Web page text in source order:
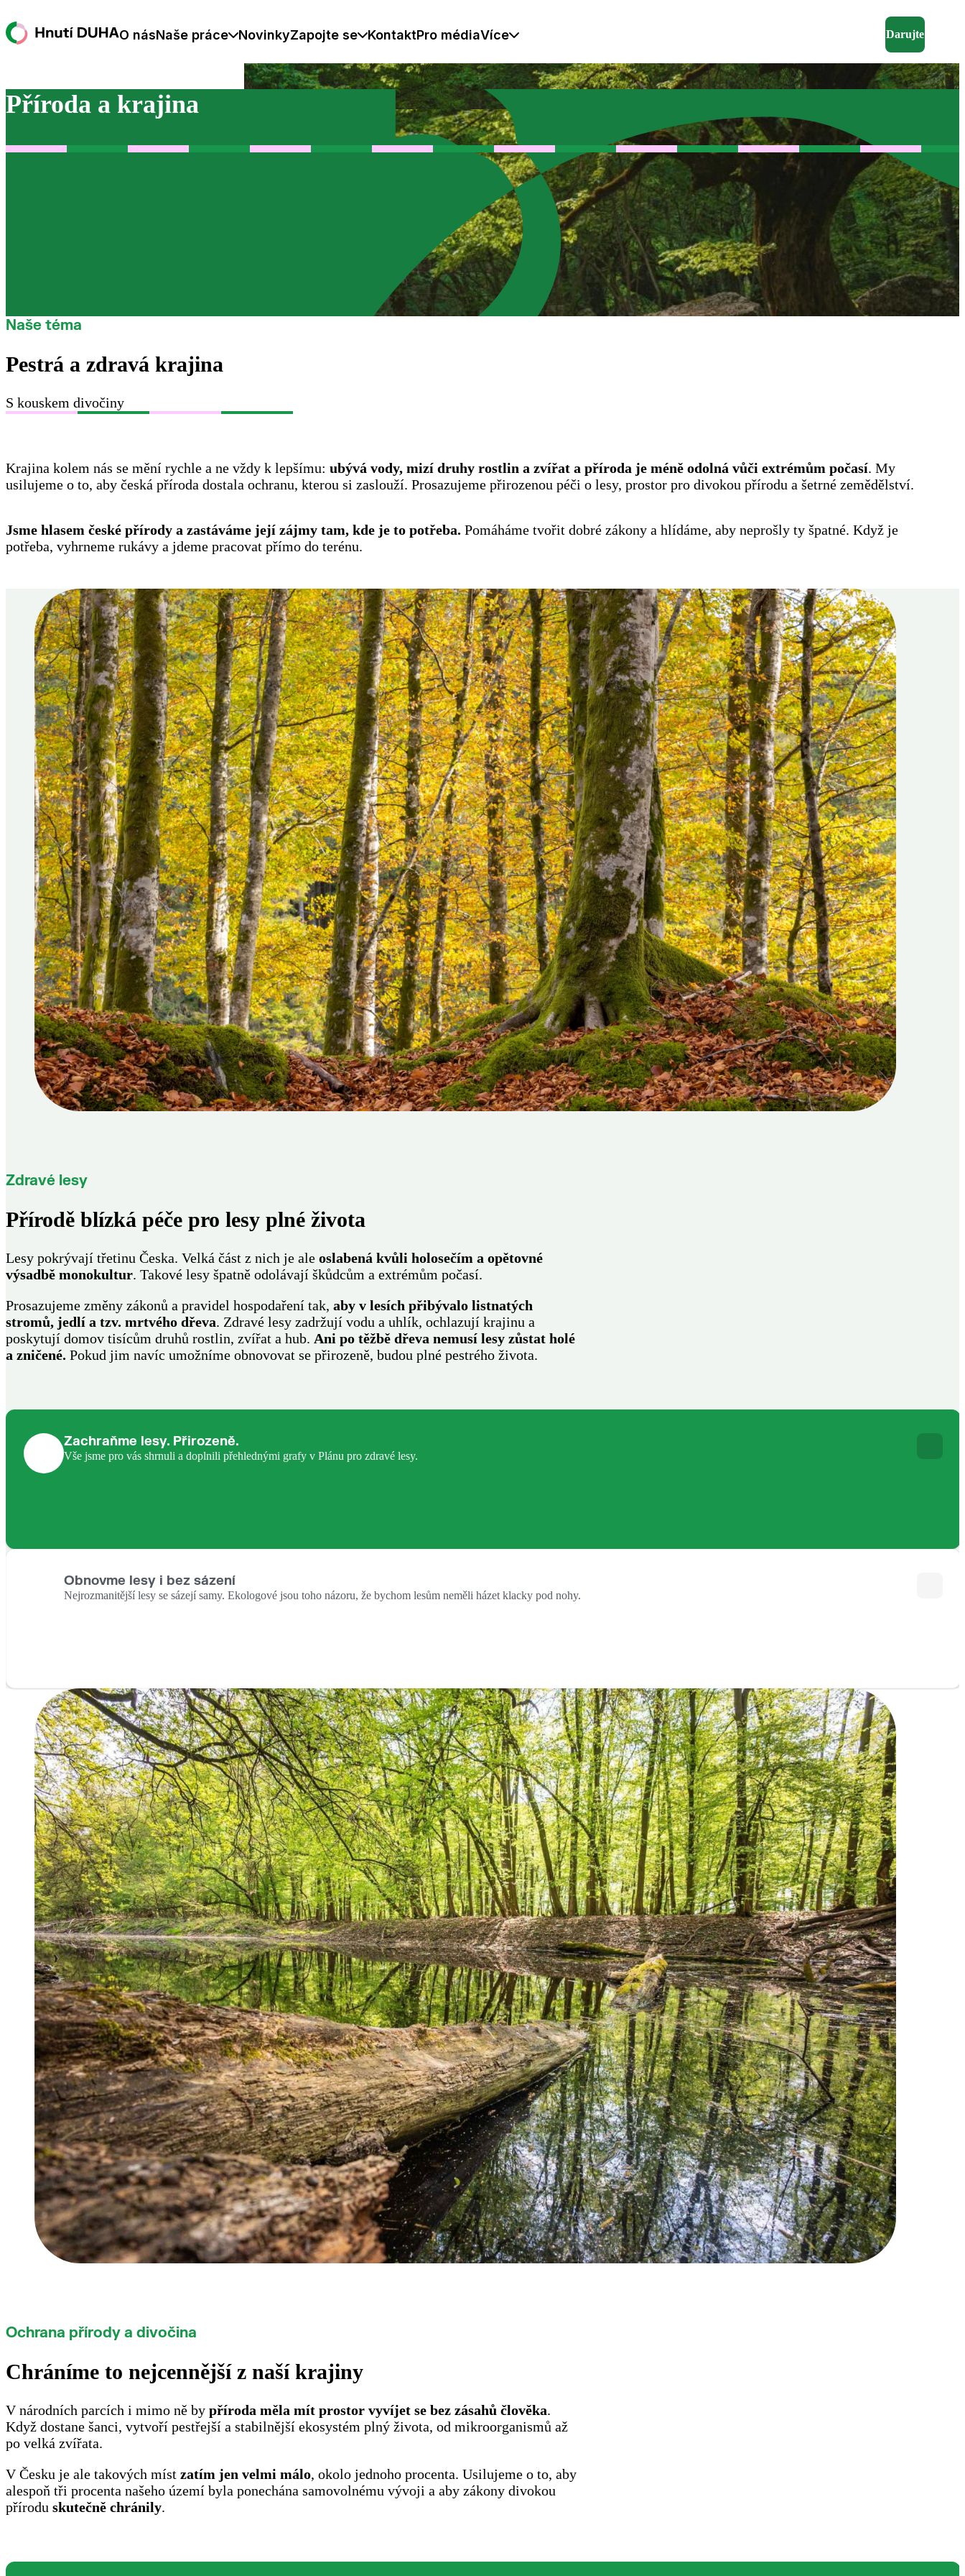
O násNaše práce NovinkyZapojte se KontaktPro médiaVíce Darujte
Příroda a krajina
Naše téma
Pestrá a zdravá krajina
S kouskem divočiny
Krajina kolem nás se mění rychle a ne vždy k lepšímu: ubývá vody, mizí druhy rostlin a zvířat a příroda je méně odolná vůči extrémům počasí. My
usilujeme o to, aby česká příroda dostala ochranu, kterou si zaslouží. Prosazujeme přirozenou péči o lesy, prostor pro divokou přírodu a šetrné zemědělství.
Jsme hlasem české přírody a zastáváme její zájmy tam, kde je to potřeba. Pomáháme tvořit dobré zákony a hlídáme, aby neprošly ty špatné. Když je
potřeba, vyhrneme rukávy a jdeme pracovat přímo do terénu.
Zdravé lesy
Přírodě blízká péče pro lesy plné života
Lesy pokrývají třetinu Česka. Velká část z nich je ale oslabená kvůli holosečím a opětovné
výsadbě monokultur. Takové lesy špatně odolávají škůdcům a extrémům počasí.
Prosazujeme změny zákonů a pravidel hospodaření tak, aby v lesích přibývalo listnatých
stromů, jedlí a tzv. mrtvého dřeva. Zdravé lesy zadržují vodu a uhlík, ochlazují krajinu a
poskytují domov tisícům druhů rostlin, zvířat a hub. Ani po těžbě dřeva nemusí lesy zůstat holé
a zničené. Pokud jim navíc umožníme obnovovat se přirozeně, budou plné pestrého života.
Zachraňme lesy. Přirozeně.
Vše jsme pro vás shrnuli a doplnili přehlednými grafy v Plánu pro zdravé lesy.
Obnovme lesy i bez sázení
Nejrozmanitější lesy se sázejí samy. Ekologové jsou toho názoru, že bychom lesům neměli házet klacky pod nohy.
Ochrana přírody a divočina
Chráníme to nejcennější z naší krajiny
V národních parcích i mimo ně by příroda měla mít prostor vyvíjet se bez zásahů člověka.
Když dostane šanci, vytvoří pestřejší a stabilnější ekosystém plný života, od mikroorganismů až
po velká zvířata.
V Česku je ale takových míst zatím jen velmi málo, okolo jednoho procenta. Usilujeme o to, aby
alespoň tři procenta našeho území byla ponechána samovolnému vývoji a aby zákony divokou
přírodu skutečně chránily.